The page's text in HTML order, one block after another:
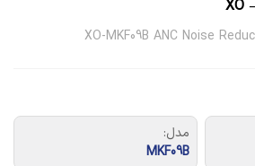
XO-MKF09B ANC Noise
مدل:
MKF09B